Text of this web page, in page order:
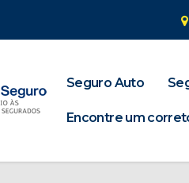
Seguro Auto
Encontre um